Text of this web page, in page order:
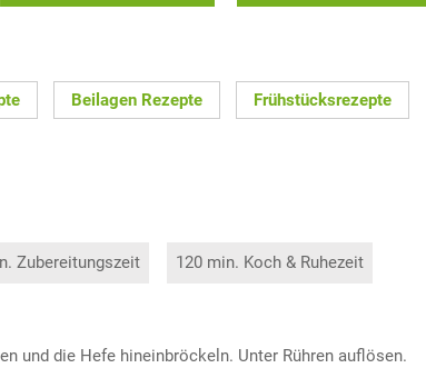
Beilagen Rezepte Frühstücksrezepte
Zubereitungszeit 120 min. Koch & Ruhezeit
und die Hefe hineinbröckeln. Unter Rühren auflösen.